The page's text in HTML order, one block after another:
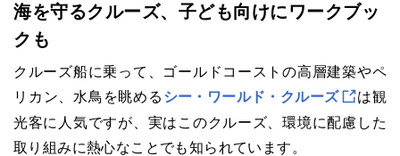
海を守るクルーズ、子ども向けにワークブッ
クも
クルーズ船に乗って、ゴールドコーストの高層建築やペ
リカン、水鳥を眺める シー・ワールド・クルーズ
は観
光客に人気ですが、実はこのクルーズ、環境に配慮した
取り組みに熱心なことでも知られています。